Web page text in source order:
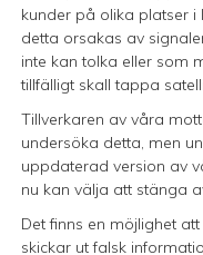
kunder på olika platser
detta orsakas av
inte kan tolka eller som
tillfälligt skall tappa
Tillverkaren av våra
undersöka detta, men
uppdaterad version av
nu kan välja att stänga
Det finns en möjlighet
skickar ut falsk